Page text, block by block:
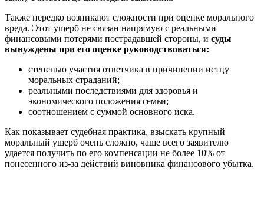
Также нередко возникают сложности при оценке морального
вреда. Этот ущерб не связан напрямую с реальными
финансовыми потерями пострадавшей стороны, и суды
вынуждены при его оценке руководствоваться:
степенью участия ответчика в причинении истцу
моральных страданий;
реальными последствиями для здоровья и
экономического положения семьи;
соотношением с суммой основного иска.
Как показывает судебная практика, взыскать крупный
моральный ущерб очень сложно, чаще всего заявителю
удается получить по его компенсации не более 10% от
понесенного из-за действий виновника финансового убытка.